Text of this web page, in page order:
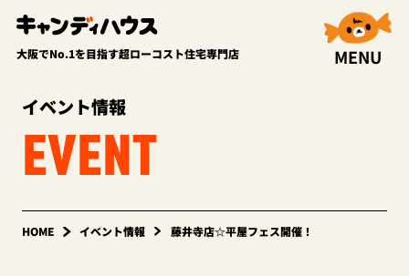
大阪でNo.1を目指す超ローコスト住宅専門店 MENU
イベント情報
EVENT
HOME イベント情報 藤井寺店☆平屋フェス開催！